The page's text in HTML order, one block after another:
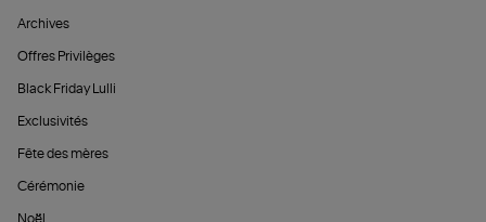
Archives
Offres Privilèges
Black Friday Lulli
Exclusivités
Fête des mères
Cérémonie
Noël